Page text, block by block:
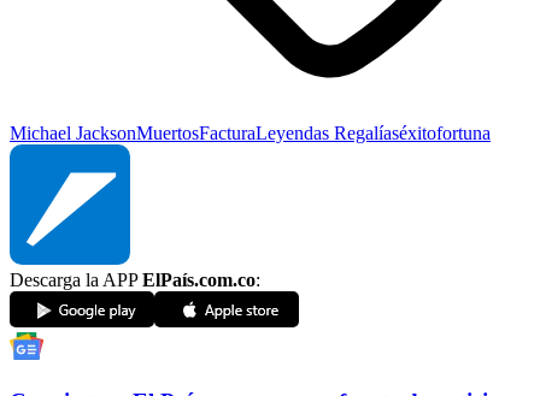
Michael JacksonMuertosFacturaLeyendas Regalíaséxitofortuna
Descarga la APPElPaís.com.co: